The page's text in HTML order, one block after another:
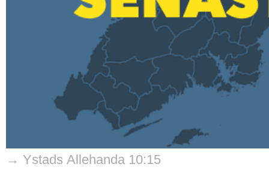
→ Ystads Allehanda 10:15